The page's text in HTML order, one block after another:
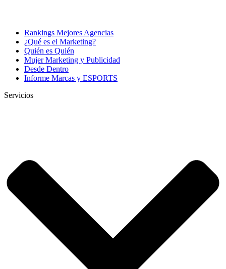
Rankings Mejores Agencias
¿Qué es el Marketing?
Quién es Quién
Mujer Marketing y Publicidad
Desde Dentro
Informe Marcas y ESPORTS
Servicios